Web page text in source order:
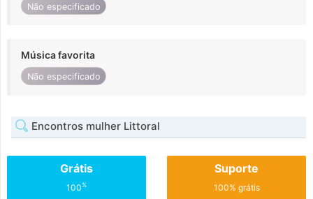
Não especificado
Música favorita
Não especificado
Encontros mulher Littoral
Grátis
100%
Suporte
100% grátis